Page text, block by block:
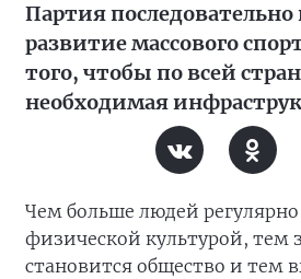
Партия
развитие массового
того, чтобы по всей
необходимая
Чем больше людей
физической культурой, тем
становится общество и тем